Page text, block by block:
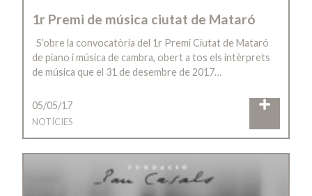
1r Premi de música ciutat de Mataró
S’obre la convocatòria del 1r Premi Ciutat de Mataró
de piano i música de cambra, obert a tos els intèrprets
de música que el 31 de desembre de 2017…
05/05/17
NOTÍCIES